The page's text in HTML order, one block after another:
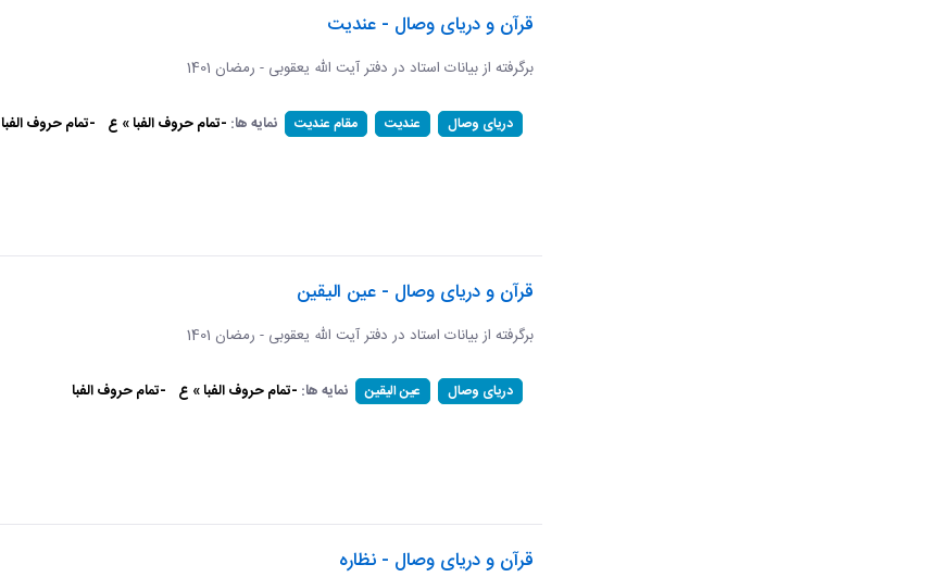
قرآن و دریای وصال - عندیت
برگرفته از بیانات استاد در دفتر آیت الله یعقوبی - رمضان 1401
دریای وصال عندیت مقام عندیت نمایه ها: -تمام حروف الفبا » ع -تمام حروف الفبا
قرآن و دریای وصال - عین الیقین
برگرفته از بیانات استاد در دفتر آیت الله یعقوبی - رمضان 1401
دریای وصال عین الیقین نمایه ها: -تمام حروف الفبا » ع -تمام حروف الفبا
قرآن و دریای وصال - نظاره